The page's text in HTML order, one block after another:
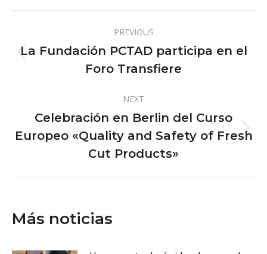
navigation
PREVIOUS
Previous
post:
La Fundación PCTAD participa en el
Foro Transfiere
NEXT
Next
post:
Celebración en Berlin del Curso
Europeo «Quality and Safety of Fresh
Cut Products»
Más noticias